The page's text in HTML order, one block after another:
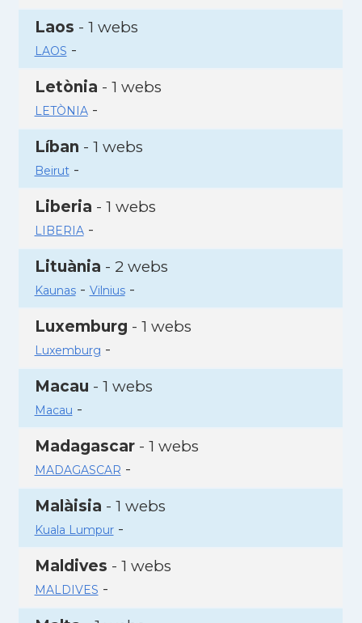
Laos - 1 webs
LAOS -
Letònia - 1 webs
LETÒNIA-
Líban - 1 webs
Beirut-
Liberia - 1 webs
LIBERIA-
Lituània - 2 webs
Kaunas- Vilnius-
Luxemburg - 1 webs
Luxemburg -
Macau - 1 webs
Macau -
Madagascar- 1 webs
MADAGASCAR -
Malàisia - 1 webs
Kuala Lumpur-
Maldives - 1 webs
MALDIVES -